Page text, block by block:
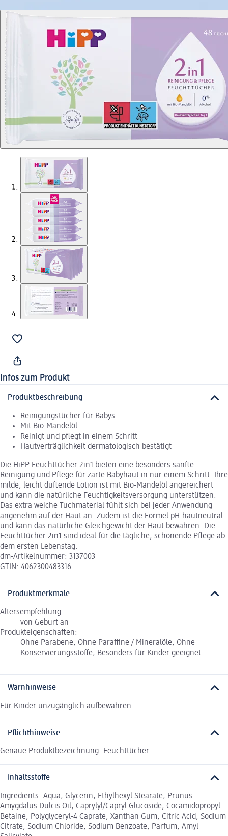
Infos zum Produkt
Produktbeschreibung
Reinigungstücher für Babys
Mit Bio-Mandelöl
Reinigt und pflegt in einem Schritt
Hautverträglichkeit dermatologisch bestätigt
Die HiPP Feuchttücher 2in1 bieten eine besonders sanfte
Reinigung und Pflege für zarte Babyhaut in nur einem Schritt. Ihre
milde, leicht duftende Lotion ist mit Bio-Mandelöl angereichert
und kann die natürliche Feuchtigkeitsversorgung unterstützen.
Das extra weiche Tuchmaterial fühlt sich bei jeder Anwendung
angenehm auf der Haut an. Zudem ist die Formel pH-hautneutral
und kann das natürliche Gleichgewicht der Haut bewahren. Die
Feuchttücher 2in1 sind ideal für die tägliche, schonende Pflege ab
dem ersten Lebenstag.
dm-Artikelnummer: 3137003
GTIN: 4062300483316
Produktmerkmale
Altersempfehlung:
von Geburt an
Produkteigenschaften:
Ohne Parabene, Ohne Paraffine / Mineralöle, Ohne
Konservierungsstoffe, Besonders für Kinder geeignet
Warnhinweise
Für Kinder unzugänglich aufbewahren.
Pflichthinweise
Genaue Produktbezeichnung: Feuchttücher
Inhaltsstoffe
Ingredients: Aqua, Glycerin, Ethylhexyl Stearate, Prunus
Amygdalus Dulcis Oil, Caprylyl/Capryl Glucoside, Cocamidopropyl
Betaine, Polyglyceryl-4 Caprate, Xanthan Gum, Citric Acid, Sodium
Citrate, Sodium Chloride, Sodium Benzoate, Parfum, Amyl